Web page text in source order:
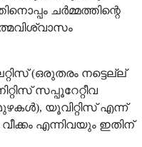
ചർമ്മത്തിന്റെ
(ഒരുതരം നട്ടെല്ല്
സപ്പൂറേറ്റീവ
യൂവിറ്റിസ് എന്ന്
വീക്കം എന്നിവയും ഇതിന്